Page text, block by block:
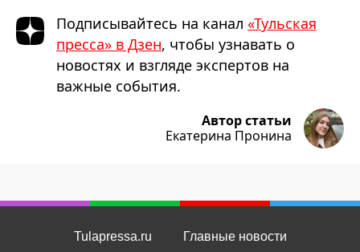
Подписывайтесь на канал «Тульская
пресса» в Дзен, чтобы узнавать о
новостях и взгляде экспертов на
важные события.
Автор статьи
Екатерина Пронина
Tulapressa.ru
Главные новости